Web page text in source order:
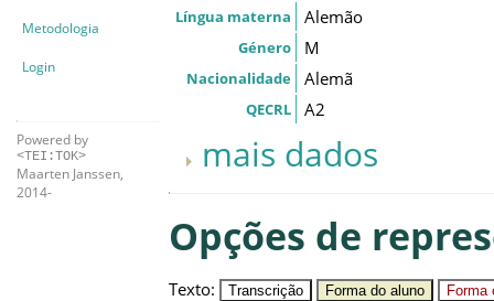
Metodologia
Login
Powered by
<TEI:TOK>
Maarten Janssen,
2014-
Língua materna Alemão
Género M
Nacionalidade Alemã
QECRL A2
mais dados
Opções de
Texto: Transcrição Forma do aluno Forma